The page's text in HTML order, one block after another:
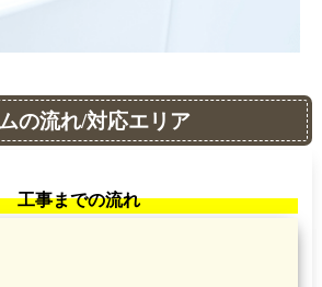
の流れ/対応エリア
工事までの流れ